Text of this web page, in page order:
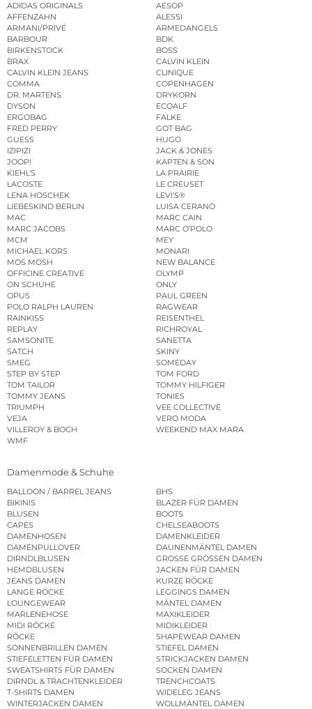
ADIDAS ORIGINALS
AESOP
AFFENZAHN
ALESSI
ARMANI/PRIVÉ
ARMEDANGELS
BARBOUR
BDK
BIRKENSTOCK
BOSS
BRAX
CALVIN KLEIN
CALVIN KLEIN JEANS
CLINIQUE
COMMA
COPENHAGEN
DR. MARTENS
DRYKORN
DYSON
ECOALF
ERGOBAG
FALKE
FRED PERRY
GOT BAG
GUESS
HUGO
IZIPIZI
JACK & JONES
JOOP!
KAPTEN & SON
KIEHL’S
LA PRAIRIE
LACOSTE
LE CREUSET
LENA HOSCHEK
LEVI’S®
LIEBESKIND BERLIN
LUISA CERANO
MAC
MARC CAIN
MARC JACOBS
MARC O’POLO
MCM
MEY
MICHAEL KORS
MONARI
MOS MOSH
NEW BALANCE
OFFICINE CREATIVE
OLYMP
ON SCHUHE
ONLY
OPUS
PAUL GREEN
POLO RALPH LAUREN
RAGWEAR
RAINKISS
REISENTHEL
REPLAY
RICHROYAL
SAMSONITE
SANETTA
SATCH
SKINY
SMEG
SOMEDAY
STEP BY STEP
TOM FORD
TOM TAILOR
TOMMY HILFIGER
TOMMY JEANS
TONIES
TRIUMPH
VEE COLLECTIVE
VEJA
VERO MODA
VILLEROY & BOCH
WEEKEND MAX MARA
WMF
Damenmode & Schuhe
BALLOON / BARREL JEANS
BHS
BIKINIS
BLAZER FÜR DAMEN
BLUSEN
BOOTS
CAPES
CHELSEABOOTS
DAMENHOSEN
DAMENKLEIDER
DAMENPULLOVER
DAUNENMÄNTEL DAMEN
DIRNDLBLUSEN
GROSSE GRÖSSEN DAMEN
HEMDBLUSEN
JACKEN FÜR DAMEN
JEANS DAMEN
KURZE RÖCKE
LANGE RÖCKE
LEGGINGS DAMEN
LOUNGEWEAR
MÄNTEL DAMEN
MARLENEHOSE
MAXIKLEIDER
MIDI RÖCKE
MIDIKLEIDER
RÖCKE
SHAPEWEAR DAMEN
SONNENBRILLEN DAMEN
STIEFEL DAMEN
STIEFELETTEN FÜR DAMEN
STRICKJACKEN DAMEN
SWEATSHIRTS FÜR DAMEN
SOCKEN DAMEN
DIRNDL & TRACHTENKLEIDER
TRENCHCOATS
T-SHIRTS DAMEN
WIDELEG JEANS
WINTERJACKEN DAMEN
WOLLMÄNTEL DAMEN